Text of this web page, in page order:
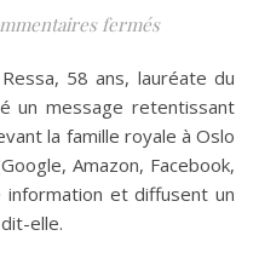
ferméssur Le Prix
un message retentissant
la famille royale à Oslo
Amazon, Facebook,
et diffusent un
elle.